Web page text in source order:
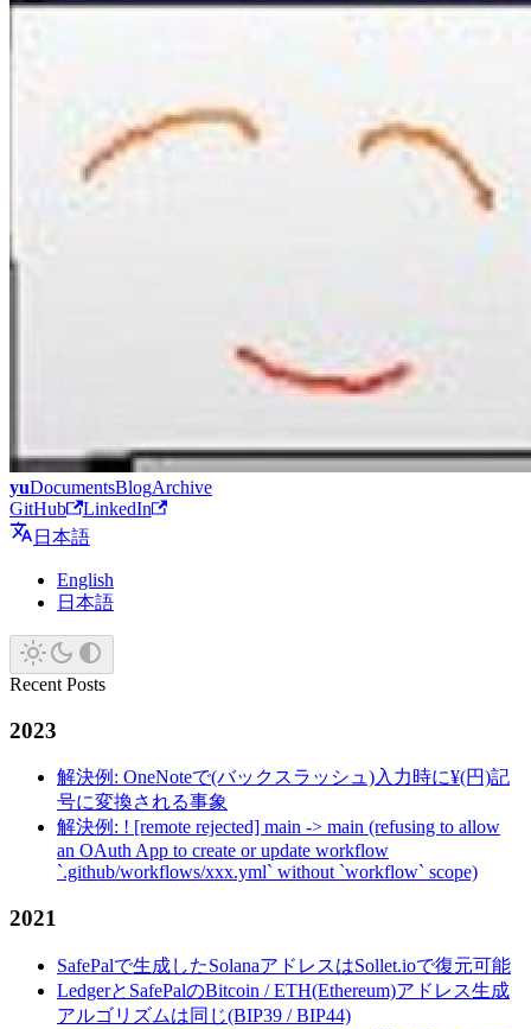
yuDocumentsBlogArchive
GitHub
LinkedIn
日本語
English
日本語
Recent Posts
2023
解決例: OneNoteで(バックスラッシュ)入力時に¥(円)記
号に変換される事象
解決例: ! [remote rejected] main -> main (refusing to allow
an OAuth App to create or update workflow
`.github/workflows/xxx.yml` without `workflow` scope)
2021
SafePalで生成したSolanaアドレスはSollet.ioで復元可能
LedgerとSafePalのBitcoin / ETH(Ethereum)アドレス生成
アルゴリズムは同じ(BIP39 / BIP44)